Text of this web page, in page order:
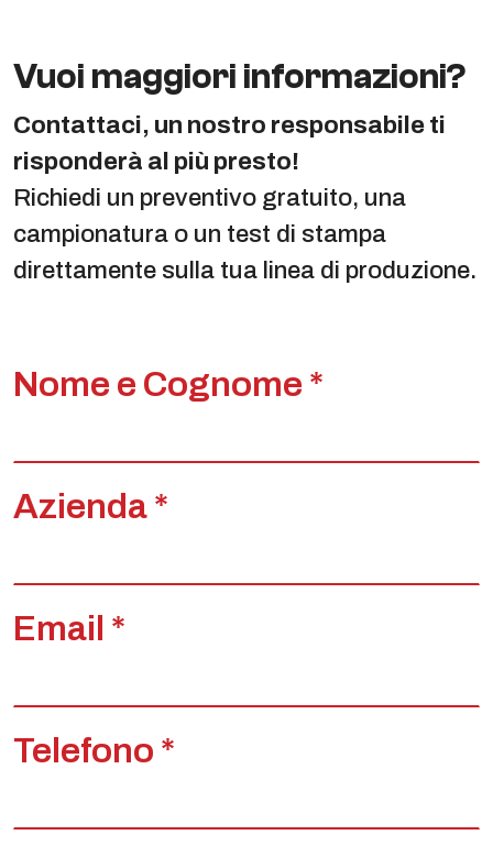
Vuoi maggiori informazioni?
Contattaci, un nostro responsabile ti
risponderà al più presto!
Richiedi un preventivo gratuito, una
campionatura o un test di stampa
direttamente sulla tua linea di produzione.
Nome e Cognome *
Azienda *
Email *
Telefono *